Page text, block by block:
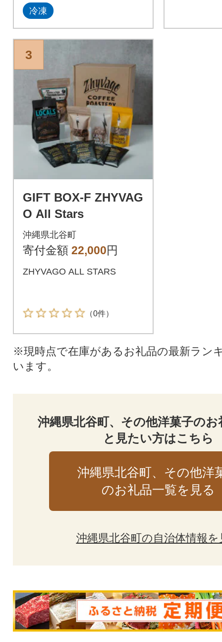
冷凍
3
GIFT BOX-F ZHYVAG
O All Stars
沖縄県北谷町
寄付金額 22,000円
ZHYVAGO ALL STARS
（0件）
※現時点で在庫があるお礼品の最新ラン
います。
沖縄県北谷町、その他洋菓子の
と見たい方はこちら
沖縄県北谷町、その他洋
のお礼品一覧を見る
沖縄県北谷町の自治体情報を